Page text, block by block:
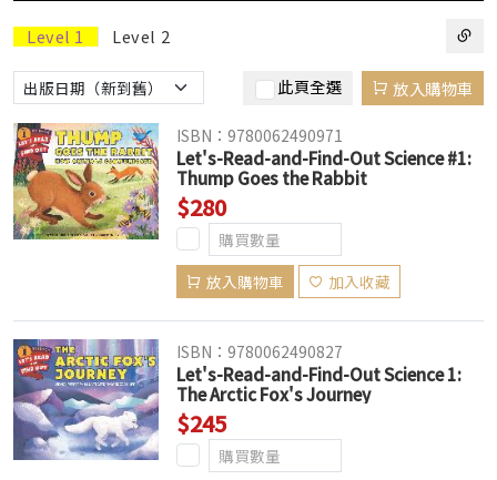
Level 1 Level 2
此頁全選 放入購物車
ISBN：9780062490971
Let's-Read-and-Find-Out Science #1:
Thump Goes the Rabbit
$280
放入購物車 加入收藏
ISBN：9780062490827
Let's-Read-and-Find-Out Science 1:
The Arctic Fox's Journey
$245